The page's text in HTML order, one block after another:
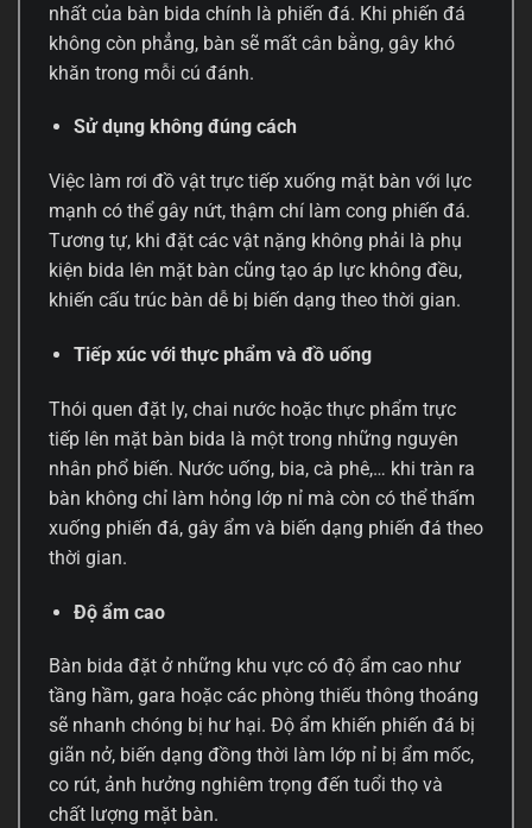
nhất của bàn bida chính là phiến đá. Khi phiến đá
không còn phẳng, bàn sẽ mất cân bằng, gây khó
khăn trong mỗi cú đánh.
Sử dụng không đúng cách
Việc làm rơi đồ vật trực tiếp xuống mặt bàn với lực
mạnh có thể gây nứt, thậm chí làm cong phiến đá.
Tương tự, khi đặt các vật nặng không phải là phụ
kiện bida lên mặt bàn cũng tạo áp lực không đều,
khiến cấu trúc bàn dễ bị biến dạng theo thời gian.
Tiếp xúc với thực phẩm và đồ uống
Thói quen đặt ly, chai nước hoặc thực phẩm trực
tiếp lên mặt bàn bida là một trong những nguyên
nhân phổ biến. Nước uống, bia, cà phê,… khi tràn ra
bàn không chỉ làm hỏng lớp nỉ mà còn có thể thấm
xuống phiến đá, gây ẩm và biến dạng phiến đá theo
thời gian.
Độ ẩm cao
Bàn bida đặt ở những khu vực có độ ẩm cao như
tầng hầm, gara hoặc các phòng thiếu thông thoáng
sẽ nhanh chóng bị hư hại. Độ ẩm khiến phiến đá bị
giãn nở, biến dạng đồng thời làm lớp nỉ bị ẩm mốc,
co rút, ảnh hưởng nghiêm trọng đến tuổi thọ và
chất lượng mặt bàn.